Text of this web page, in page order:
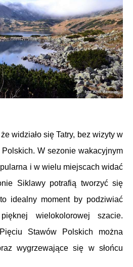
widziało się Tatry, bez wizyty w
W sezonie wakacyjnym
i w wielu miejscach widać
Siklawy potrafią tworzyć się
idealny moment by podziwiać
wielokolorowej szacie.
Stawów Polskich można
wygrzewające się w słońcu